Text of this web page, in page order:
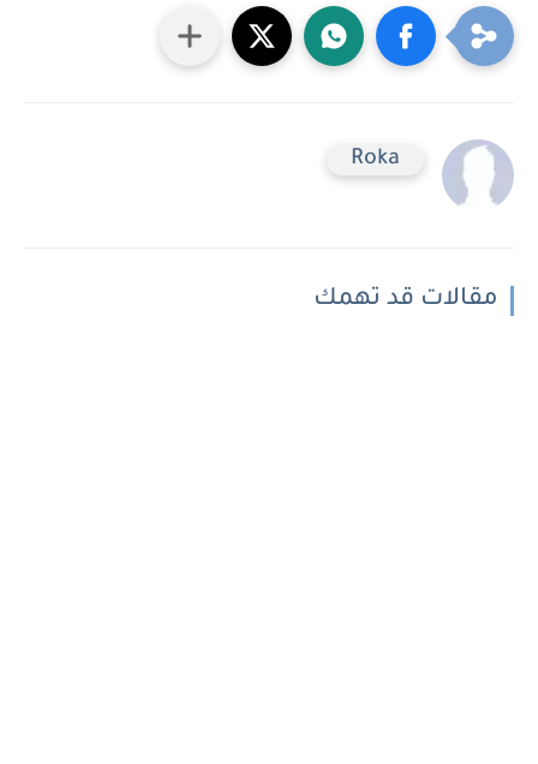
Roka
مقالات قد تهمك